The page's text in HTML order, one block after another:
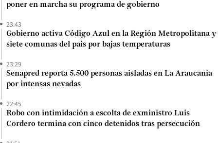
poner en marcha su programa de gobierno
23:43
Gobierno activa Código Azul en la Región Metropolitana y
siete comunas del país por bajas temperaturas
23:29
Senapred reporta 5.500 personas aisladas en La Araucanía
por intensas nevadas
22:45
Robo con intimidación a escolta de exministro Luis
Cordero termina con cinco detenidos tras persecución